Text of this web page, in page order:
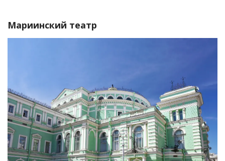
Мариинский театр